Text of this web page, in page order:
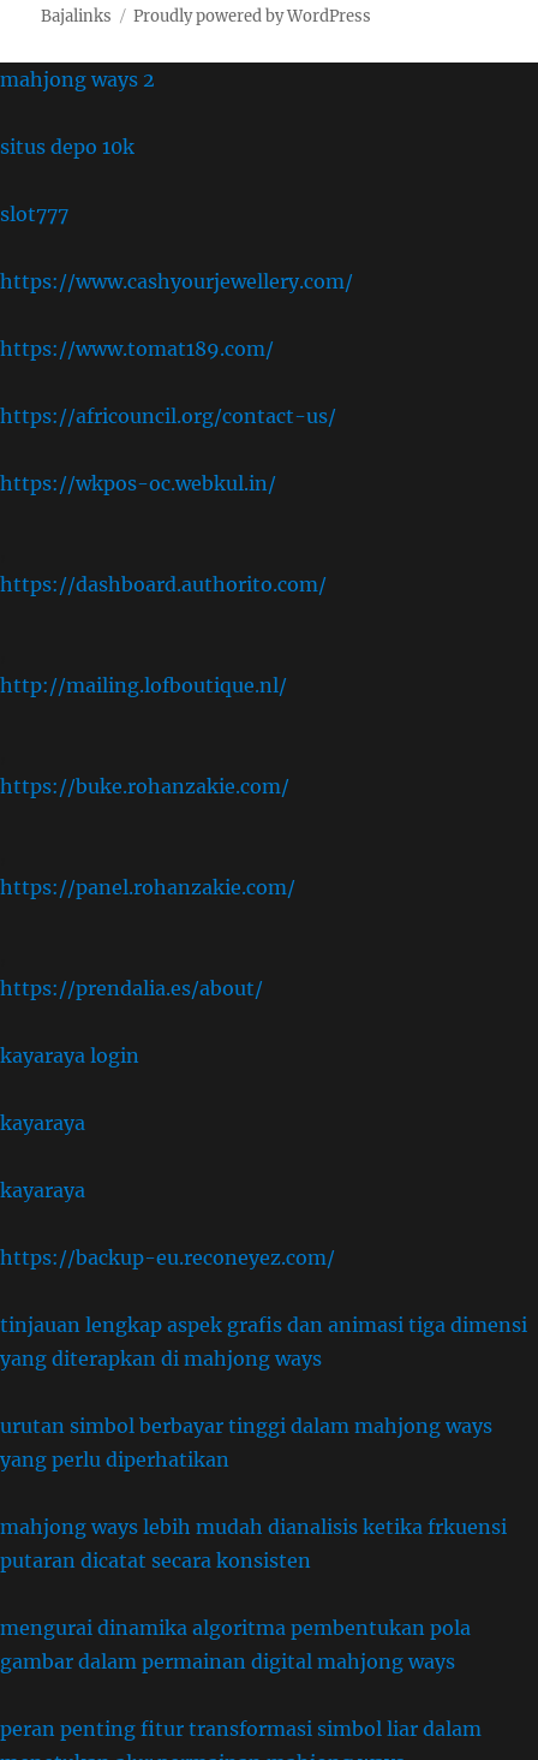
Bajalinks Proudly powered by WordPress
mahjong ways 2
situs depo 10k
slot777
https://www.cashyourjewellery.com/
https://www.tomat189.com/
https://africouncil.org/contact-us/
https://wkpos-oc.webkul.in/
https://dashboard.authorito.com/
http://mailing.lofboutique.nl/
https://buke.rohanzakie.com/
https://panel.rohanzakie.com/
https://prendalia.es/about/
kayaraya login
kayaraya
kayaraya
https://backup-eu.reconeyez.com/
tinjauan lengkap aspek grafis dan animasi tiga dimensi
yang diterapkan di mahjong ways
urutan simbol berbayar tinggi dalam mahjong ways
yang perlu diperhatikan
mahjong ways lebih mudah dianalisis ketika frkuensi
putaran dicatat secara konsisten
mengurai dinamika algoritma pembentukan pola
gambar dalam permainan digital mahjong ways
peran penting fitur transformasi simbol liar dalam